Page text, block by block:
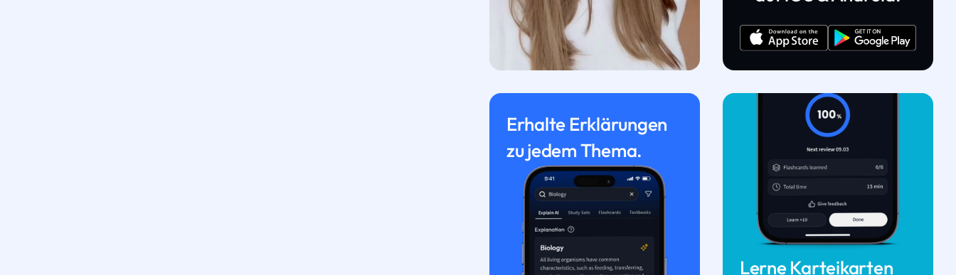
Erhalte Erklärungen
zu jedem Thema.
Lerne Karteikarten